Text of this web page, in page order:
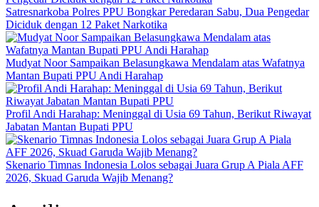
Satresnarkoba Polres PPU Bongkar Peredaran Sabu, Dua Pengedar
Diciduk dengan 12 Paket Narkotika
Mudyat Noor Sampaikan Belasungkawa Mendalam atas Wafatnya
Mantan Bupati PPU Andi Harahap
Profil Andi Harahap: Meninggal di Usia 69 Tahun, Berikut Riwayat
Jabatan Mantan Bupati PPU
Skenario Timnas Indonesia Lolos sebagai Juara Grup A Piala AFF
2026, Skuad Garuda Wajib Menang?